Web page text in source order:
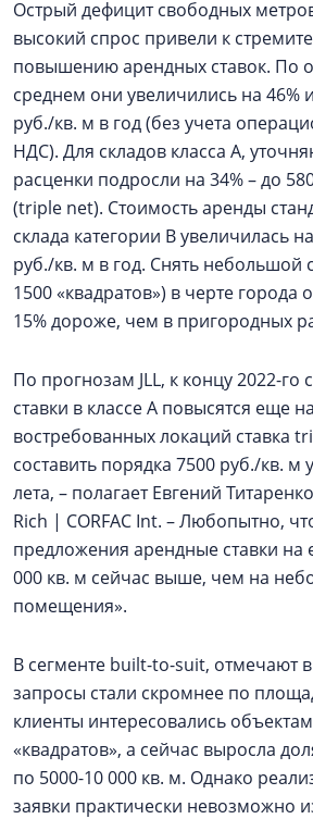
Острый дефицит свободных
высокий спрос привели к
повышению арендных ставок. По
среднем они увеличились на 46%
руб./кв. м в год (без учета
НДС). Для складов класса А,
расценки подросли на 34% – до
(triple net). Стоимость аренды
склада категории B увеличилась
руб./кв. м в год. Снять небольшой
1500 «квадратов») в черте города
15% дороже, чем в пригородных
По прогнозам JLL, к концу 2022-
ставки в классе А повысятся еще
востребованных локаций ставка
составить порядка 7500 руб./кв. м
лета, – полагает Евгений
Rich | CORFAC Int. – Любопытно,
предложения арендные ставки на
000 кв. м сейчас выше, чем на
помещения».
В сегменте built-to-suit, отмечают в
запросы стали скромнее по
клиенты интересовались
«квадратов», а сейчас выросла
по 5000-10 000 кв. м. Однако
заявки практически невозможно